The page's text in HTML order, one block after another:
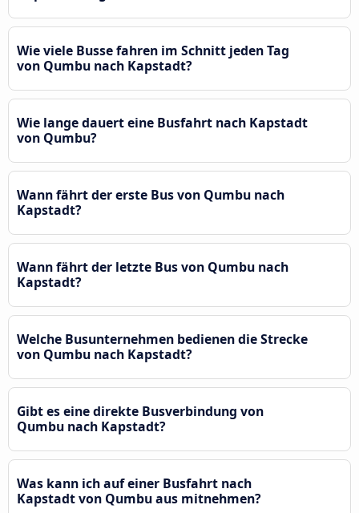
Wie viele Busse fahren im Schnitt jeden Tag
von Qumbu nach Kapstadt?
Wie lange dauert eine Busfahrt nach Kapstadt
von Qumbu?
Wann fährt der erste Bus von Qumbu nach
Kapstadt?
Wann fährt der letzte Bus von Qumbu nach
Kapstadt?
Welche Busunternehmen bedienen die Strecke
von Qumbu nach Kapstadt?
Gibt es eine direkte Busverbindung von
Qumbu nach Kapstadt?
Was kann ich auf einer Busfahrt nach
Kapstadt von Qumbu aus mitnehmen?